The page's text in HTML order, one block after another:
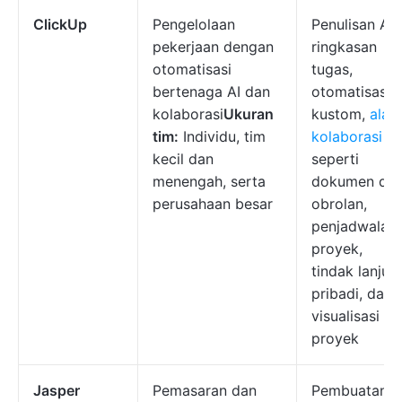
ClickUp
Pengelolaan
pekerjaan dengan
otomatisasi
bertenaga AI dan
kolaborasiUkuran
tim: Individu, tim
kecil dan
menengah, serta
perusahaan besar
Penulisan AI,
ringkasan
tugas,
otomatisasi
kustom, alat
kolaborasi AI
seperti
dokumen
obrolan,
penjadwalan
proyek,
tindak lanjut
pribadi, dan
visualisasi
proyek
Jasper Pemasaran dan Pembuatan